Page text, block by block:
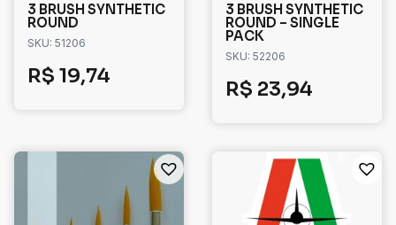
3 BRUSH SYNTHETIC
ROUND
SKU: 51206
R$ 19,74
3 BRUSH SYNTHETIC
ROUND – SINGLE
PACK
SKU: 52206
R$ 23,94